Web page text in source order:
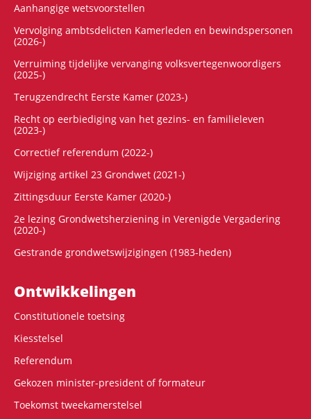
Aanhangige wetsvoorstellen
Vervolging ambtsdelicten Kamerleden en bewindspersonen
(2026-)
Verruiming tijdelijke vervanging volksvertegenwoordigers
(2025-)
Terugzendrecht Eerste Kamer (2023-)
Recht op eerbiediging van het gezins- en familieleven
(2023-)
Correctief referendum (2022-)
Wijziging artikel 23 Grondwet (2021-)
Zittingsduur Eerste Kamer (2020-)
2e lezing Grondwetsherziening in Verenigde Vergadering
(2020-)
Gestrande grondwetswijzigingen (1983-heden)
Ontwikke­lingen
Constitutionele toetsing
Kiesstelsel
Referendum
Gekozen minister-president of formateur
Toekomst tweekamerstelsel